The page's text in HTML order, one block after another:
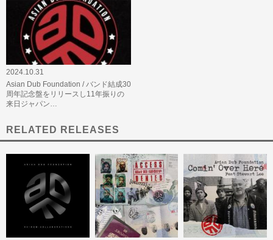
2024.10.31
Asian Dub Foundation / バンド結成30
周年記念盤をリリースし11年振りの
来日ジャパン…
RELATED RELEASES